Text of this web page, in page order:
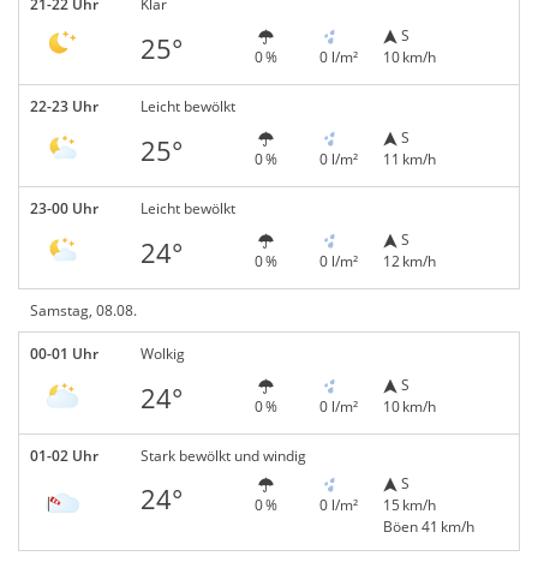
21-22 Uhr Klar
25° 0 % 0 l/m²
S
10 km/h
22-23 Uhr Leicht bewölkt
25° 0 % 0 l/m²
S
11 km/h
23-00 Uhr Leicht bewölkt
24° 0 % 0 l/m²
S
12 km/h
Samstag, 08.08.
00-01 Uhr Wolkig
24° 0 % 0 l/m²
S
10 km/h
01-02 Uhr Stark bewölkt und windig
24° 0 % 0 l/m²
S
15 km/h
Böen 41 km/h